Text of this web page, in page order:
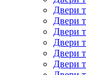
Двери
Двери
Двери
Двери
Двери
Двери